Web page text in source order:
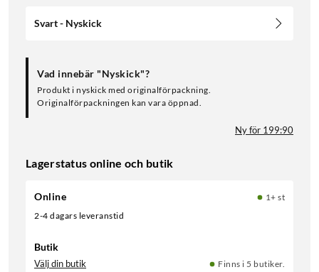
Svart - Nyskick
Vad innebär "Nyskick"?
Produkt i nyskick med originalförpackning.
Originalförpackningen kan vara öppnad.
Ny för 199:90
Lagerstatus online och butik
Online
1+ st
2-4 dagars leveranstid
Butik
Välj din butik Finns i 5 butiker.